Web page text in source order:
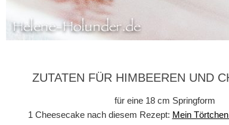
ZUTATEN FÜR HIMBEEREN UND
für eine 18 cm Springform
1 Cheesecake nach diesem Rezept: Mein